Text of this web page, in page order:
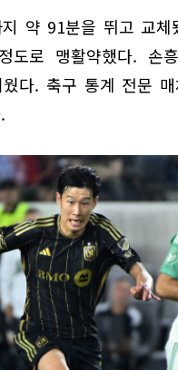
약 91분을 뛰고 교
도로 맹활약했다. 손
다. 축구 통계 전문